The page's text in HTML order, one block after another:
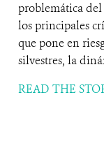
problemática
los principales
que pone en
silvestres, la
READ THE